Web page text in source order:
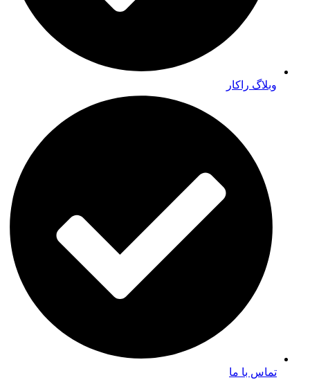
وبلاگ راکار
تماس با ما